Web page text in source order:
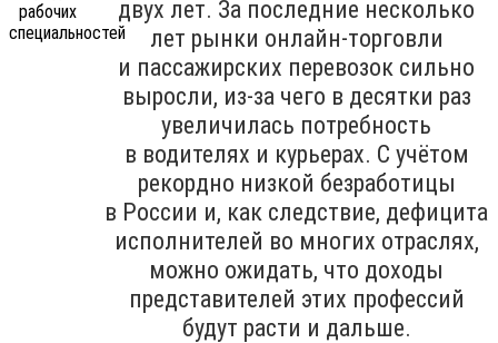
двух лет. За последние несколько
лет рынки онлайн-торговли
и пассажирских перевозок сильно
выросли, из-за чего в десятки раз
увеличилась потребность
в водителях и курьерах. С учётом
рекордно низкой безработицы
в России и, как следствие, дефицита
исполнителей во многих отраслях,
можно ожидать, что доходы
представителей этих профессий
будут расти и дальше.